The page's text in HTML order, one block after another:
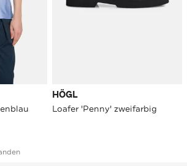
HÖGL
Loafer 'Penny' zweifarbig